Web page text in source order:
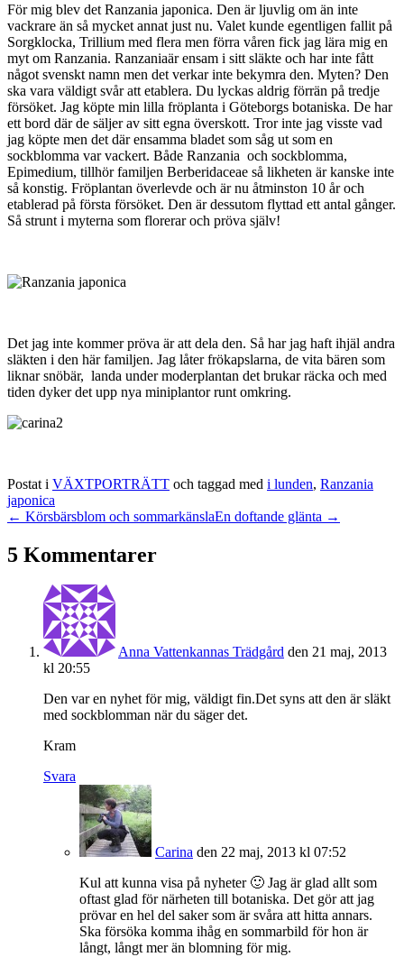
För mig blev det Ranzania japonica. Den är ljuvlig om än inte
vackrare än så mycket annat just nu. Valet kunde egentligen fallit på
Sorgklocka, Trillium med flera men förra våren fick jag lära mig en
myt om Ranzania. Ranzaniaär ensam i sitt släkte och har inte fått
något svenskt namn men det verkar inte bekymra den. Myten? Den
ska vara väldigt svår att etablera. Du lyckas aldrig förrän på tredje
försöket. Jag köpte min lilla fröplanta i Göteborgs botaniska. De har
ett bord där de säljer av sitt egna överskott. Tror inte jag visste vad
jag köpte men det där ensamma bladet som såg ut som en
sockblomma var vackert. Både Ranzania och sockblomma,
Epimedium, tillhör familjen Berberidaceae så likheten är kanske inte
så konstig. Fröplantan överlevde och är nu åtminston 10 år och
etablerad på första försöket. Den är dessutom flyttad ett antal gånger.
Så strunt i myterna som florerar och pröva själv!
Det jag inte kommer pröva är att dela den. Så har jag haft ihjäl andra
släkten i den här familjen. Jag låter frökapslarna, de vita bären som
liknar snöbär, landa under moderplantan det brukar räcka och med
tiden dyker det upp nya miniplantor runt omkring.
Postat i VÄXTPORTRÄTT och taggad med i lunden, Ranzania
japonica
← Körsbärsblom och sommarkänslaEn doftande glänta →
5 Kommentarer
Anna Vattenkannas Trädgård den 21 maj, 2013
kl 20:55
Den var en nyhet för mig, väldigt fin.Det syns att den är släkt
med sockblomman när du säger det.
Kram
Svara
Carina den 22 maj, 2013 kl 07:52
Kul att kunna visa på nyheter 🙂 Jag är glad allt som
oftast glad för närheten till botaniska. Det gör att jag
prövar en hel del saker som är svåra att hitta annars.
Ska försöka komma ihåg en sommarbild för hon är
långt, långt mer än blomning för mig.